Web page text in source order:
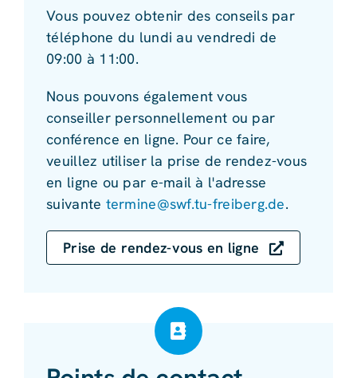
Vous pouvez obtenir des conseils par
téléphone du lundi au vendredi de
09:00 à 11:00.
Nous pouvons également vous
conseiller personnellement ou par
conférence en ligne. Pour ce faire,
veuillez utiliser la prise de rendez-vous
en ligne ou par e-mail à l'adresse
suivante termine@swf.tu-freiberg.de.
Prise de rendez-vous en ligne